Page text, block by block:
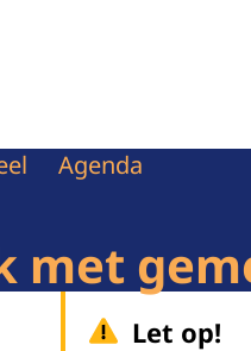
Agenda
met
Let op!